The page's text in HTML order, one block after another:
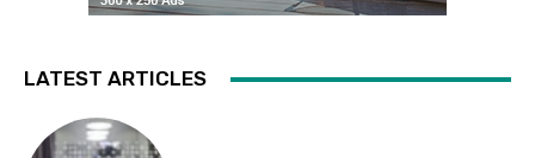
LATEST ARTICLES